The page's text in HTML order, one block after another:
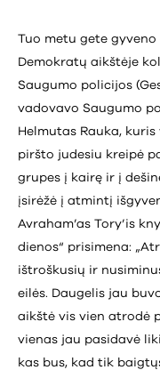
Tuo metu gete gyveno
Demokratų aikštėje
Saugumo policijos
vadovavo Saugumo
Helmutas Rauka,
piršto judesiu kreipė
grupes į kairę ir į
įsirėžė į atmintį
Avraham’as Tory’is
dienos“ prisimena:
ištroškusių ir
eilės. Daugelis jau
aikštė vis vien atrodė
vienas jau pasidavė
kas bus, kad tik